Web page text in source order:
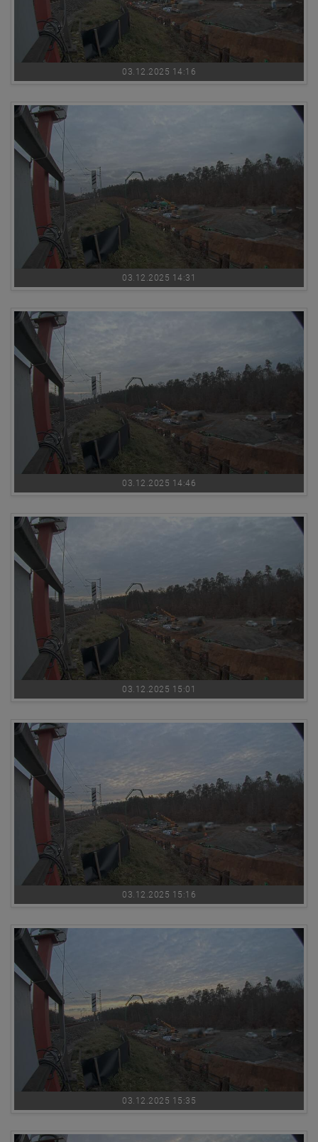
03.12.2025 14:16
03.12.2025 14:31
03.12.2025 14:46
03.12.2025 15:01
03.12.2025 15:16
03.12.2025 15:35